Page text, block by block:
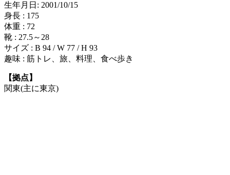
生年月日: 2001/10/15
身長 : 175
体重 : 72
靴 : 27.5～28
サイズ : B 94 / W 77 / H 93
趣味 : 筋トレ、旅、料理、食べ歩き
【拠点】
関東(主に東京)